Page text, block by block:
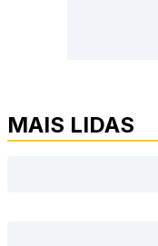
MAIS LIDAS